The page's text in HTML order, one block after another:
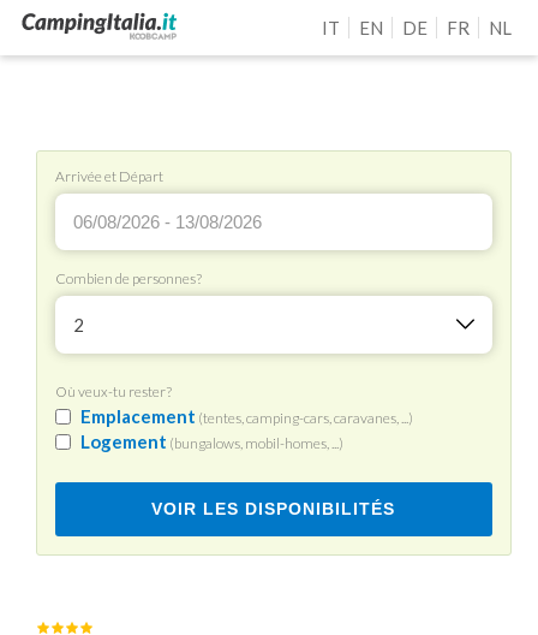
IT EN DE FR NL
Arrivée et Départ
Combien de personnes?
2
Où veux-tu rester?
Emplacement (tentes, camping-cars, caravanes, ...)
Logement (bungalows, mobil-homes, ...)
VOIR LES DISPONIBILITÉS